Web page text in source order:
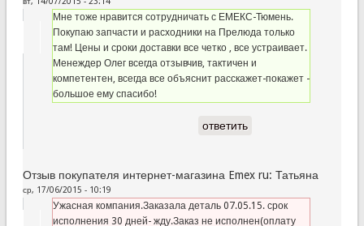
Мне тоже нравится сотрудничать с ЕМЕКС-Тюмень.
Покупаю запчасти и расходники на Прелюда только
там! Цены и сроки доставки все четко , все устраивает.
Менеждер Олег всегда отзывчив, тактичен и
компетентен, всегда все объяснит расскажет-покажет -
большое ему спасибо!
ответить
Отзыв покупателя интернет-магазина Emex ru: Татьяна
ср, 17/06/2015 - 10:19
Ужасная компания.Заказала деталь 07.05.15. срок
исполнения 30 дней- жду.Заказ не исполнен(оплату